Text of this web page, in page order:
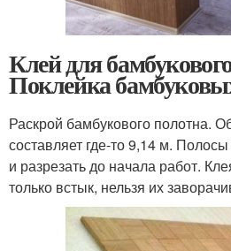
Клей для
Поклейка
Раскрой бамбукового полотна.
составляет где-то 9,14 м.
и разрезать до начала работ.
только встык, нельзя их